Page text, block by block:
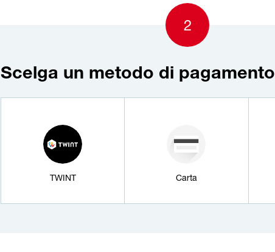
2
Scelga un metodo di pagamento
TWINT Carta